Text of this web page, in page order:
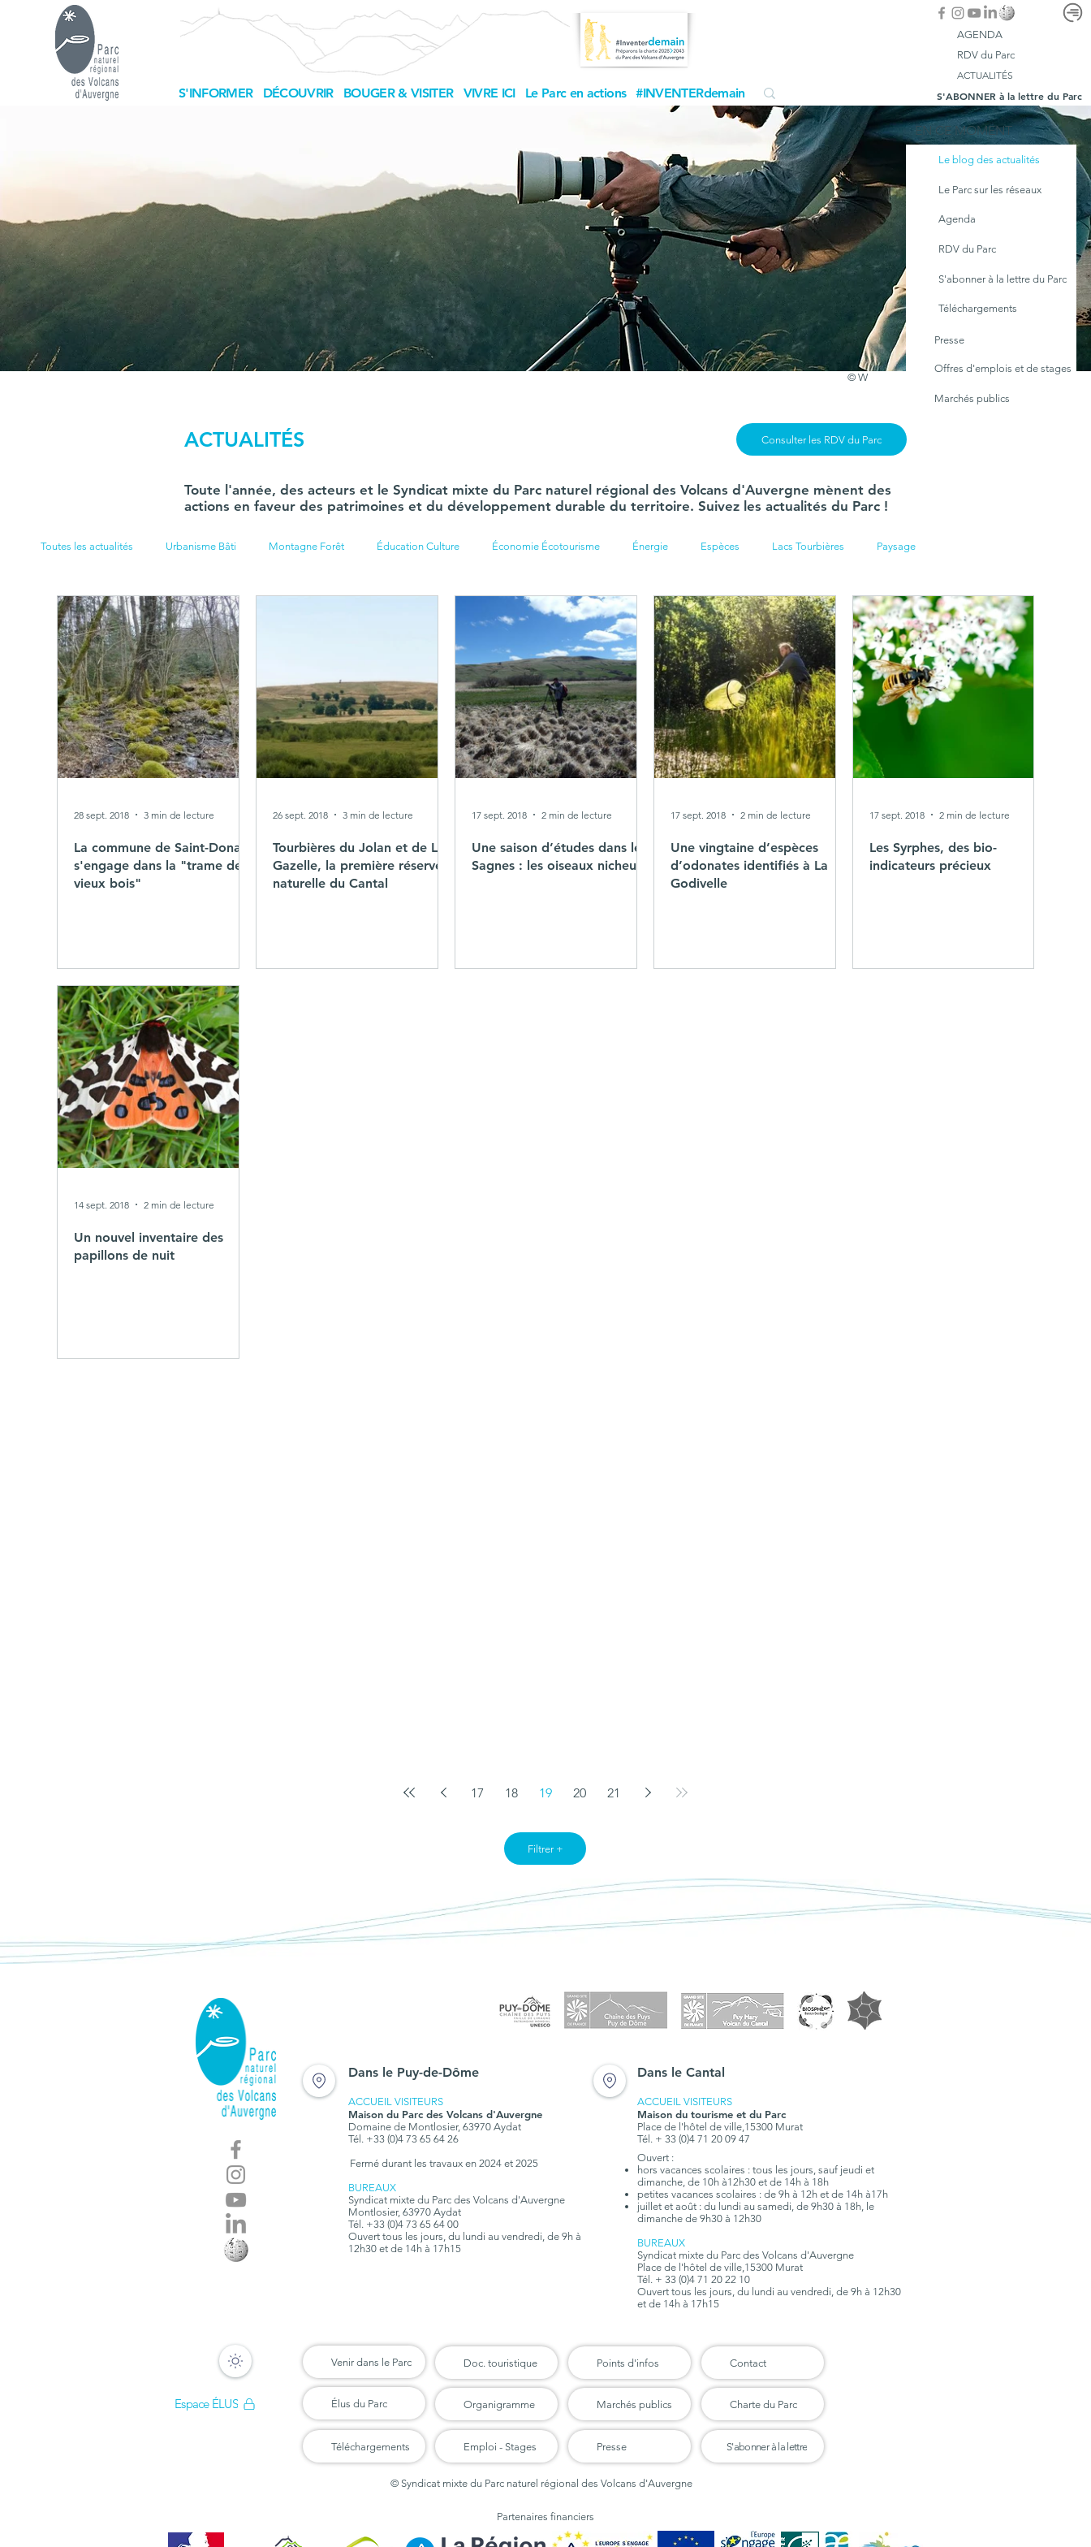
S'INFORMER DÉCOUVRIR BOUGER & VISITER VIVRE ICI Le Parc en actions #INVENTERdemain
AGENDA
RDV du Parc
ACTUALITÉS
S'ABONNER à la lettre du Parc
EN CE MOMENT
Le blog des actualités
Agenda
Le Parc sur les réseaux
RDV du Parc
S'abonner à la lettre du Parc
Téléchargements
Presse
Offres d'emplois et de stages
Marchés publics
© W
ACTUALITÉS Consulter les RDV du Parc
Toute l'année, des acteurs et le Syndicat mixte du Parc naturel régional des Volcans d'Auvergne mènent des
actions en faveur des patrimoines et du développement durable du territoire. Suivez les actualités du Parc !
Toutes les actualités Urbanisme Bâti Montagne Forêt Éducation Culture Économie Écotourisme Énergie Espèces Lacs Tourbières Paysage
Produits Agriculture Syndicat mixte Communication Formations Rivières Changement climatique Manifestation Révision charte
La commune de Saint-Donat
s'engage dans la "trame de
vieux bois"
28 sept. 2018 3 min de lecture
Tourbières du Jolan et de La
Gazelle, la première réserve
naturelle du Cantal
26 sept. 2018 3 min de lecture
Une saison d’études dans les
Sagnes : les oiseaux nicheurs
17 sept. 2018 2 min de lecture
Une vingtaine d’espèces
d’odonates identifiés à La
Godivelle
17 sept. 2018 2 min de lecture
Les Syrphes, des bio-
indicateurs précieux
17 sept. 2018 2 min de lecture
Un nouvel inventaire des
papillons de nuit
14 sept. 2018 2 min de lecture
17 18 19 20 21
Filtrer +
Dans le Puy-de-Dôme
ACCUEIL VISITEURS
Maison du Parc des Volcans d'Auvergne
Domaine de Montlosier, 63970 Aydat
Tél. +33 (0)4 73 65 64 26
Fermé durant les travaux en 2024 et 2025
BUREAUX
Syndicat mixte du Parc des Volcans d'Auvergne
Montlosier, 63970 Aydat
Tél. +33 (0)4 73 65 64 00
Ouvert tous les jours, du lundi au vendredi, de 9h à
12h30 et de 14h à 17h15
Dans le Cantal
ACCUEIL VISITEURS
Maison du tourisme et du Parc
Place de l'hôtel de ville,15300 Murat
Tél. + 33 (0)4 71 20 09 47
Ouvert :
hors vacances scolaires : tous les jours, sauf jeudi et
dimanche, de 10h à12h30 et de 14h à 18h
petites vacances scolaires : de 9h à 12h et de 14h à17h
juillet et août : du lundi au samedi, de 9h30 à 18h, le
dimanche de 9h30 à 12h30
BUREAUX
Syndicat mixte du Parc des Volcans d'Auvergne
Place de l'hôtel de ville,15300 Murat
Tél. + 33 (0)4 71 20 22 10
Ouvert tous les jours, du lundi au vendredi, de 9h à 12h30
et de 14h à 17h15
Espace ÉLUS
Venir dans le Parc Doc. touristique Points d'infos Contact
Élus du Parc Organigramme Marchés publics Charte du Parc
Téléchargements Emploi - Stages Presse S'abonner à la lettre
© Syndicat mixte du Parc naturel régional des Volcans d'Auvergne
Partenaires financiers